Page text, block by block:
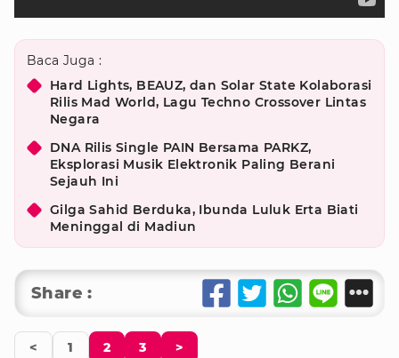
Baca Juga :
Hard Lights, BEAUZ, dan Solar State Kolaborasi
Rilis Mad World, Lagu Techno Crossover Lintas
Negara
DNA Rilis Single PAIN Bersama PARKZ,
Eksplorasi Musik Elektronik Paling Berani
Sejauh Ini
Gilga Sahid Berduka, Ibunda Luluk Erta Biati
Meninggal di Madiun
Share :
< 1 2 3 >